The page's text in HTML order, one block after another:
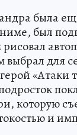
была
был
выбрал для
«Атаки
которую
и